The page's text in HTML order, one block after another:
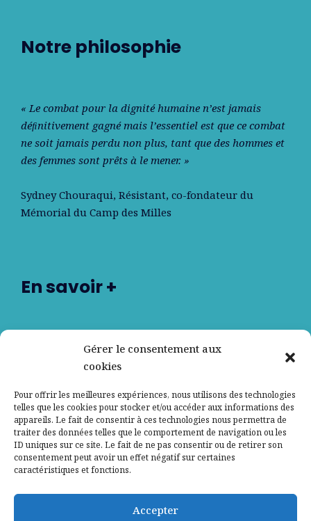
Gérer le consentement aux
cookies
Pour offrir les meilleures expériences, nous utilisons des technologies
telles que les cookies pour stocker et/ou accéder aux informations des
appareils. Le fait de consentir à ces technologies nous permettra de
traiter des données telles que le comportement de navigation ou les
ID uniques sur ce site. Le fait de ne pas consentir ou de retirer son
consentement peut avoir un effet négatif sur certaines
caractéristiques et fonctions.
Accepter
Notre philosophie
« Le combat pour la dignité humaine n’est jamais
déﬁnitivement gagné mais l’essentiel est que ce combat
ne soit jamais perdu non plus, tant que des hommes et
des femmes sont prêts à le mener. »
Sydney Chouraqui, Résistant, co-fondateur du
Mémorial du Camp des Milles
En savoir +
Nos partenaires
Contactez-nous
Mentions légales